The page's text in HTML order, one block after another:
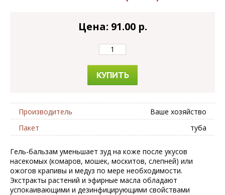
Цена: 91.00 p.
КУПИТЬ
Производитель
Ваше хозяйство
Пакет
туба
Гель-бальзам уменьшает зуд на коже после укусов
насекомых (комаров, мошек, москитов, слепней) или
ожогов крапивы и медуз по мере необходимости.
Экстракты растений и эфирные масла обладают
успокаивающими и дезинфицирующими свойствами